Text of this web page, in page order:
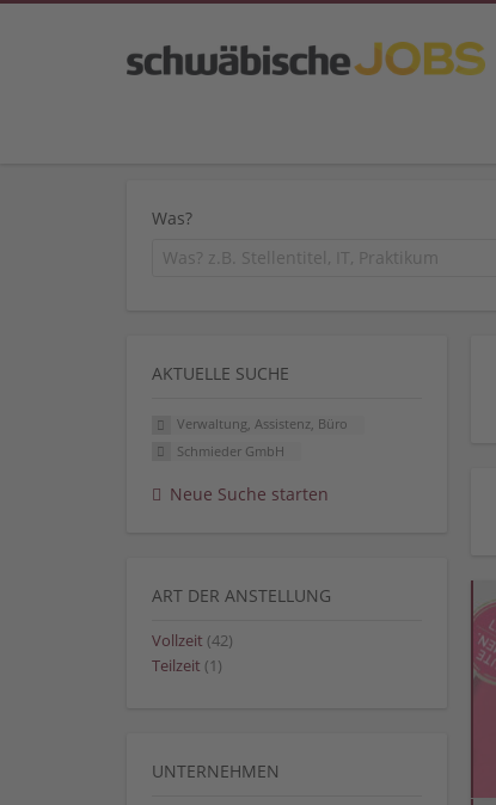
Was?
AKTUELLE SUCHE
Verwaltung, Assistenz, Büro
Schmieder GmbH
Neue Suche starten
ART DER ANSTELLUNG
Vollzeit (42)
Teilzeit (1)
UNTERNEHMEN